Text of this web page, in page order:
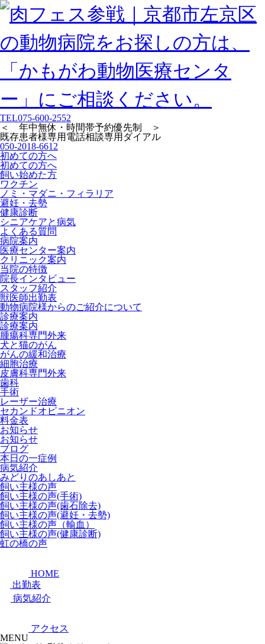
TEL075-600-2552
＜ 年中無休・時間帯予約優先制 ＞
既存患者様専用 電話相談専用ダイアル
050-2018-6612
初めての方へ
初めての方へ
飼い始めた方
ワクチン
ノミ・マダニ・フィラリア
避妊・去勢
健康診断
シニアケアと病気
よくある質問
病院案内
医療センター案内
クリニック案内
当院の特徴
院長インタビュー
スタッフ紹介
獣医師出勤表
動物病院様からのご紹介について
診療案内
診療案内
腫瘍科専門外来
犬と猫のがん
がんの緩和治療
細胞治療
皮膚科専門外来
歯科
手術
レーザー治療
セカンドオピニオン
料金表
お知らせ
お知らせ
ブログ
本日の一症例
病気紹介
みどりのあしあと
飼い主様の声
飼い主様の声(手術)
飼い主様の声(歯石除去)
飼い主様の声(避妊・去勢)
飼い主様の声（輸血）
飼い主様の声(健康診断)
虹の橋の声
HOME
出勤表
病気紹介
アクセス
MENU